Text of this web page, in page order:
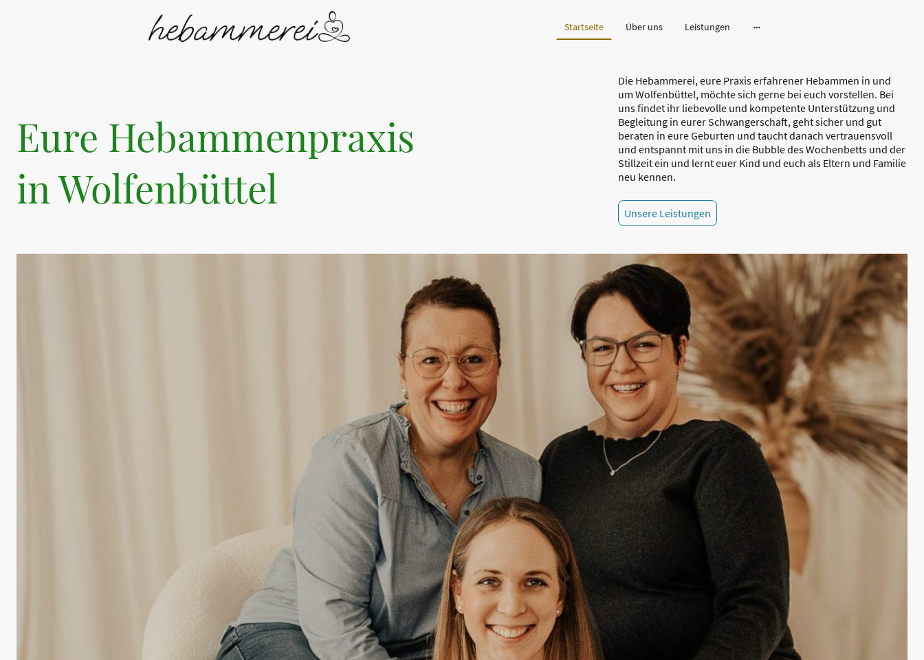
Startseite Über uns Leistungen
Eure Hebammenpraxis
in Wolfenbüttel
Die Hebammerei, eure Praxis erfahrener Hebammen in und
um Wolfenbüttel, möchte sich gerne bei euch vorstellen. Bei
uns findet ihr liebevolle und kompetente Unterstützung und
Begleitung in eurer Schwangerschaft, geht sicher und gut
beraten in eure Geburten und taucht danach vertrauensvoll
und entspannt mit uns in die Bubble des Wochenbetts und der
Stillzeit ein und lernt euer Kind und euch als Eltern und Familie
neu kennen.
Unsere Leistungen